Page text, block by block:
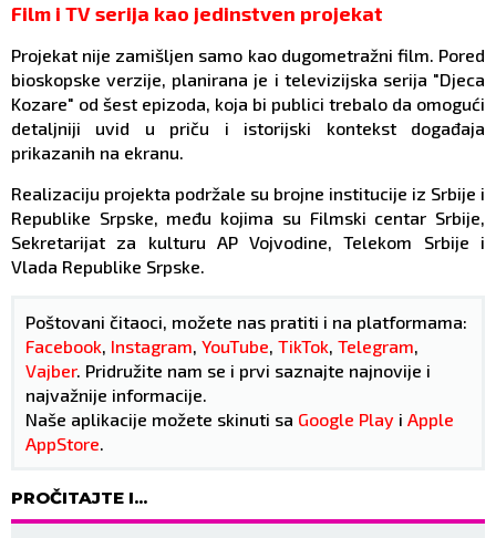
Film i TV serija kao jedinstven projekat
Projekat nije zamišljen samo kao dugometražni film. Pored
bioskopske verzije, planirana je i televizijska serija "Djeca
Kozare" od šest epizoda, koja bi publici trebalo da omogući
detaljniji uvid u priču i istorijski kontekst događaja
prikazanih na ekranu.
Realizaciju projekta podržale su brojne institucije iz Srbije i
Republike Srpske, među kojima su Filmski centar Srbije,
Sekretarijat za kulturu AP Vojvodine, Telekom Srbije i
Vlada Republike Srpske.
Poštovani čitaoci, možete nas pratiti i na platformama:
Facebook Instagram YouTube TikTok Telegram
Vajber. Pridružite nam se i prvi saznajte najnovije i
najvažnije informacije.
Naše aplikacije možete skinuti sa Google Play i Apple
AppStore
PROČITAJTE I...